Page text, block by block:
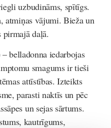
uzbudināms, spītīgs.
atmiņas vājumi. Bieža un
pirmajā daļā.
–belladonna iedarbojas
smagums ir tieši
attīstības. Izteikts
parasti naktīs un pēc
un sejas sārtums.
kautrīgums,